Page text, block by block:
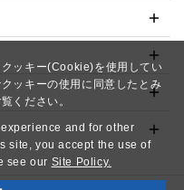
ッキー(Cookie)を使用してい
ッキーの使用に同意したとみ
ください。
and for other
site, you accept the use of
see our Site Policy.